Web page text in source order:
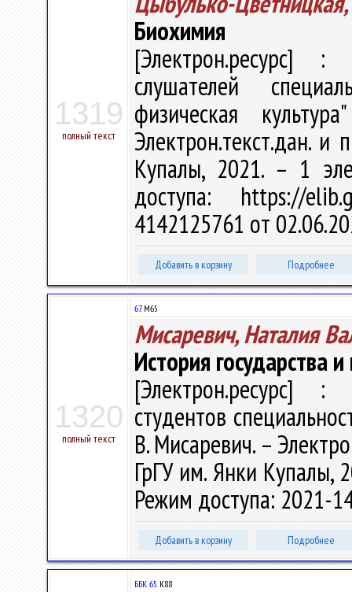
1319
полный текст
Биохимия
[Электрон.ресурс] :
слушателей
физическая
Электрон.текст.дан.
Купалы, 2021. – 1
доступа: https://
4142125761 от
Добавить в корзину Подробнее
1320
полный текст
67.М65
Мисаревич, Наталия
История государства
[Электрон.ресурс] :
студентов
В. Мисаревич. –
ГрГУ им. Янки Купалы,
Режим доступа: 2021-
Добавить в корзину Подробнее
ББК 65.K88